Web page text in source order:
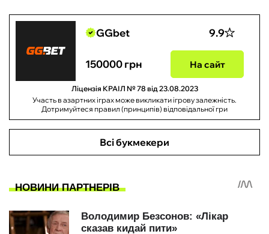
GGbet 9.9
150000 грн На сайт
Ліцензія КРАІЛ № 78 від 23.08.2023
Участь в азартних іграх може викликати ігрову залежність.
Дотримуйтеся правил (принципів) відповідальної гри
Всі букмекери